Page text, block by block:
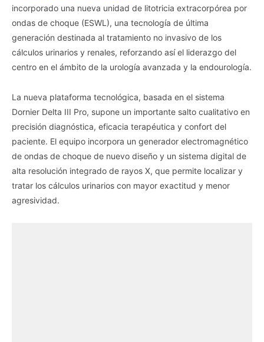
incorporado una nueva unidad de litotricia extracorpórea por
ondas de choque (ESWL), una tecnología de última
generación destinada al tratamiento no invasivo de los
cálculos urinarios y renales, reforzando así el liderazgo del
centro en el ámbito de la urología avanzada y la endourología.
La nueva plataforma tecnológica, basada en el sistema
Dornier Delta III Pro, supone un importante salto cualitativo en
precisión diagnóstica, eficacia terapéutica y confort del
paciente. El equipo incorpora un generador electromagnético
de ondas de choque de nuevo diseño y un sistema digital de
alta resolución integrado de rayos X, que permite localizar y
tratar los cálculos urinarios con mayor exactitud y menor
agresividad.